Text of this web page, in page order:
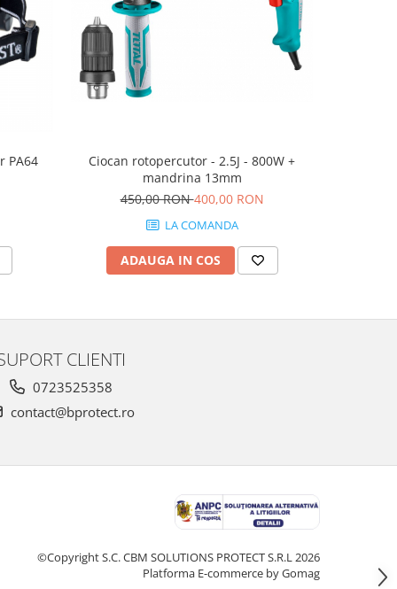
PA64
Ciocan rotopercutor - 2.5J - 800W +
mandrina 13mm
450,00 RON400,00 RON
LA COMANDA
ADAUGA IN COS
CLIENTI
0723525358
contact@bprotect.ro
©Copyright S.C. CBM SOLUTIONS PROTECT S.R.L 2026
Platforma E-commerce by Gomag